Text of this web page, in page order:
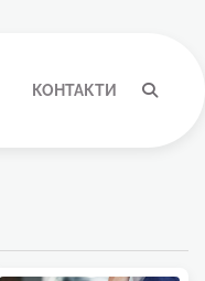
КОНТАКТИ